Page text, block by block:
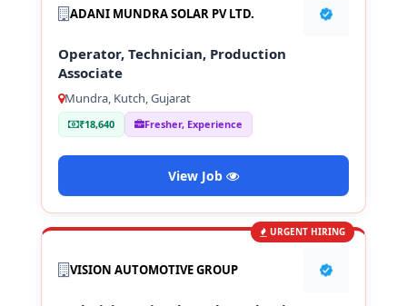
ADANI MUNDRA SOLAR PV LTD.
Operator, Technician, Production
Associate
Mundra, Kutch, Gujarat
₹18,640 Fresher, Experience
View Job
URGENT HIRING
VISION AUTOMOTIVE GROUP